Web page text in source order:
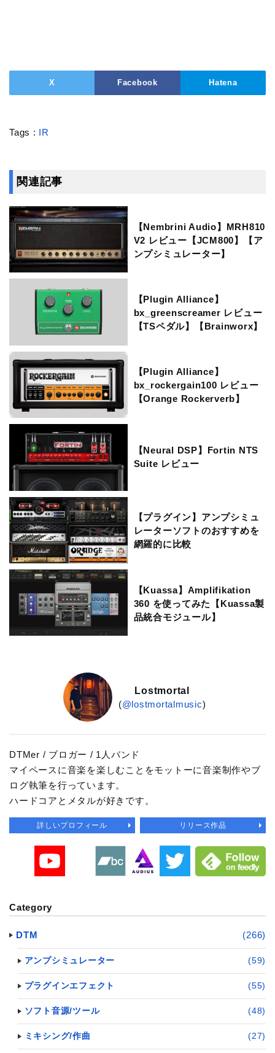
X Facebook Hatena
Tags : IR
関連記事
【Nembrini Audio】MRH810
V2 レビュー【JCM800】【ア
ンプシミュレーター】
【Plugin Alliance】
bx_greenscreamer レビュー
【TSペダル】【Brainworx】
【Plugin Alliance】
bx_rockergain100 レビュー
【Orange Rockerverb】
【Neural DSP】Fortin NTS
Suite レビュー
【プラグイン】アンプシミュ
レーターソフトのおすすめを
網羅的に比較
【Kuassa】Amplifikation
360 を使ってみた【Kuassa製
品統合モジュール】
Lostmortal
(@lostmortalmusic)
DTMer / ブロガー / 1人バンド
マイペースに音楽を楽しむことをモットーに音楽制作やブ
ログ執筆を行っています。
ハードコアとメタルが好きです。
詳しいプロフィール リリース作品
Category
DTM (266)
アンプシミュレーター (59)
プラグインエフェクト (55)
ソフト音源/ツール (48)
ミキシング/作曲 (27)